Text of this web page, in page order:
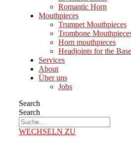
Romantic Horn
Mouthpieces
Trumpet Mouthpieces
Trombone
Horn mouthpieces
Headjoints for the
Services
About
Über uns
Jobs
Search
Search
WECHSELN ZU